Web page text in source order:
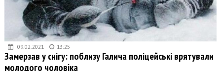
09.02.2021 13:25
Замерзав у снігу: поблизу Галича поліцейські врятували
молодого чоловіка